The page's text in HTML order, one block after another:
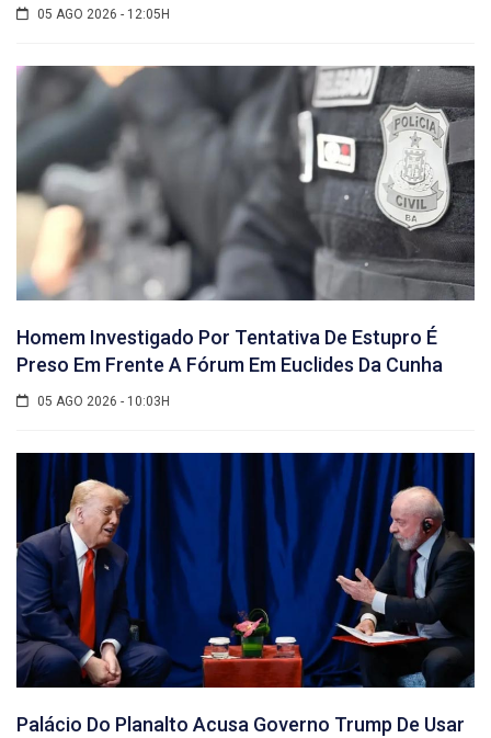
05 AGO 2026 - 12:05H
Homem Investigado Por Tentativa De Estupro É
Preso Em Frente A Fórum Em Euclides Da Cunha
05 AGO 2026 - 10:03H
Palácio Do Planalto Acusa Governo Trump De Usar